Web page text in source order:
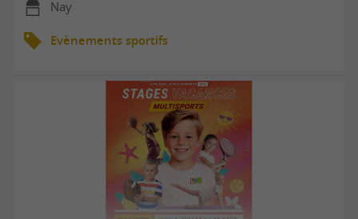
Nay
Evènements sportifs